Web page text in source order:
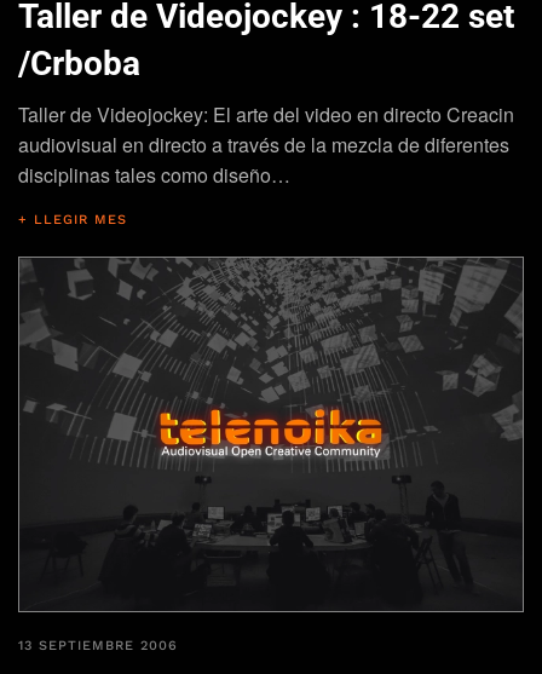
Taller de Videojockey : 18-22 set
/Crboba
Taller de Videojockey: El arte del video en directo Creacin
audiovisual en directo a través de la mezcla de diferentes
disciplinas tales como diseño…
+ LLEGIR MES
13 SEPTIEMBRE 2006